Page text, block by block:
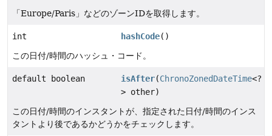
「Europe/Paris」などのゾーンIDを取得します。
int hashCode()
この日付/時間のハッシュ・コード。
default boolean isAfter(ChronoZonedDateTime<?
> other)
この日付/時間のインスタントが、指定された日付/時間のインス
タントより後であるかどうかをチェックします。